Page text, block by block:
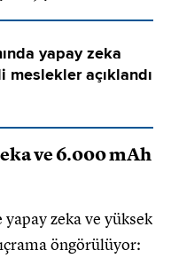
yapay zeka
meslekler açıklandı
ve 6.000 mAh
zeka ve yüksek
öngörülüyor: